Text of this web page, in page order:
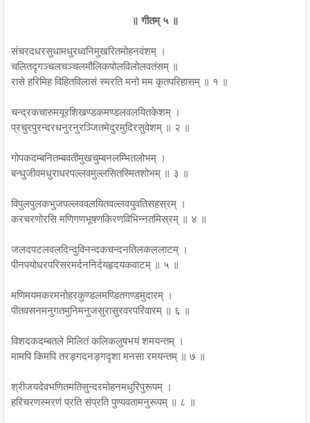
॥ गीतम् ५ ॥
संचरदधरसुधामधुरध्वनिमुखरितमोहनवंशम् ।
चलितदृगञ्चलचञ्चलमौलिकपोलविलोलवतंसम् ॥
रासे हरिमिह विहितविलासं स्मरति मनो मम कृतपरिहासम् ॥ १ ॥
चन्द्रकचारुमयूरशिखण्डकमण्डलवलयितकेशम् ।
प्रचुरपुरन्दरधनुरनुरञ्जितमेदुरमुदिरसुवेशम् ॥ २ ॥
गोपकदम्बनितम्बवतीमुखचुम्बनलम्भितलोभम् ।
बन्धुजीवमधुराधरपल्लवमुल्लसितस्मितशोभम् ॥ ३ ॥
विपुलपुलकभुजपल्लववलयितवल्लवयुवतिसहस्रम् ।
करचरणोरसि मणिगणभूषणकिरणविभिन्नतमिस्रम् ॥ ४ ॥
जलदपटलवलदिन्दुविनन्दकचन्दनतिलकललाटम् ।
पीनपयोधरपरिसरमर्दननिर्दयहृदयकवाटम् ॥ ५ ॥
मणिमयमकरमनोहरकुण्डलमण्डितगण्डमुदारम् ।
पीतवसनमनुगतमुनिमनुजसुरासुरवरपरिवारम् ॥ ६ ॥
विशदकदम्बतले मिलितं कलिकलुषभयं शमयन्तम् ।
मामपि किमपि तरङ्गदनङ्गदृशा मनसा रमयन्तम् ॥ ७ ॥
श्रीजयदेवभणितमतिसुन्दरमोहनमधुरिपुरूपम् ।
हरिचरणस्मरणं प्रति संप्रति पुण्यवतामनुरूपम् ॥ ८ ॥